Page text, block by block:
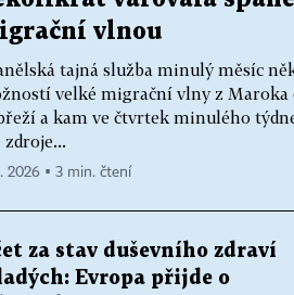
vlnou
tajná služba minulý měsíc
velké migrační vlny z Maroka
a kam ve čtvrtek minulého
zdroje...
2026 ▪ 3 min. čtení
za stav duševního zdraví
Evropa přijde o